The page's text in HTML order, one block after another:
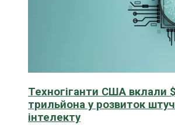
Техногіганти США вклали
трильйона у розвиток
інтелекту